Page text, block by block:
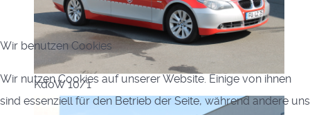
KdoW 10/1
Wir benutzen Cookies
Wir nutzen Cookies auf unserer Website. Einige von ihnen
sind essenziell für den Betrieb der Seite, während andere uns